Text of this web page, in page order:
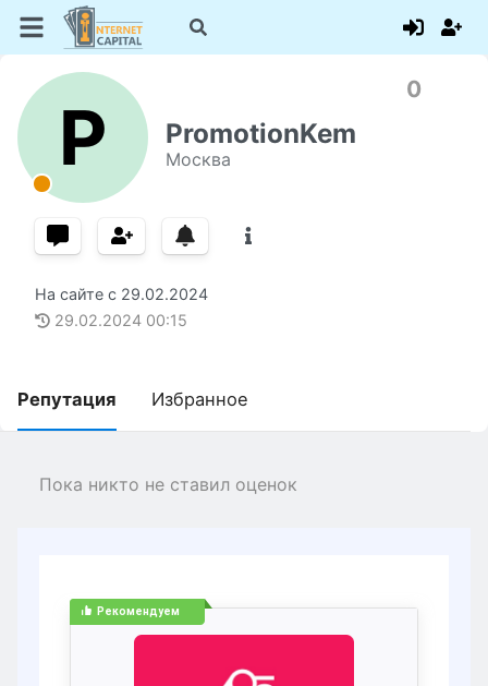
P PromotionKem
Москва
0
На сайте с 29.02.2024
29.02.2024 00:15
Репутация Избранное
Пока никто не ставил оценок